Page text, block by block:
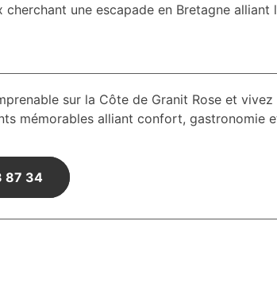
une escapade en Bretagne
sur la Côte de Granit Rose et
mémorables alliant confort, gastronomie
87 34